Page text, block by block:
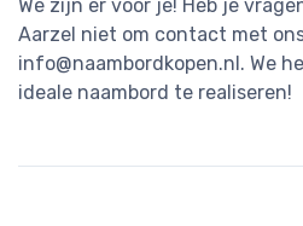
We zijn er voor je! Heb je
Aarzel niet om contact met
info@naambordkopen.nl. We
ideale naambord te realiseren!